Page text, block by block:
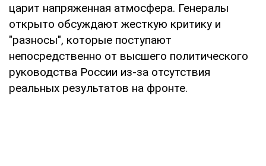
царит напряженная атмосфера. Генералы
открыто обсуждают жесткую критику и
"разносы", которые поступают
непосредственно от высшего политического
руководства России из-за отсутствия
реальных результатов на фронте.